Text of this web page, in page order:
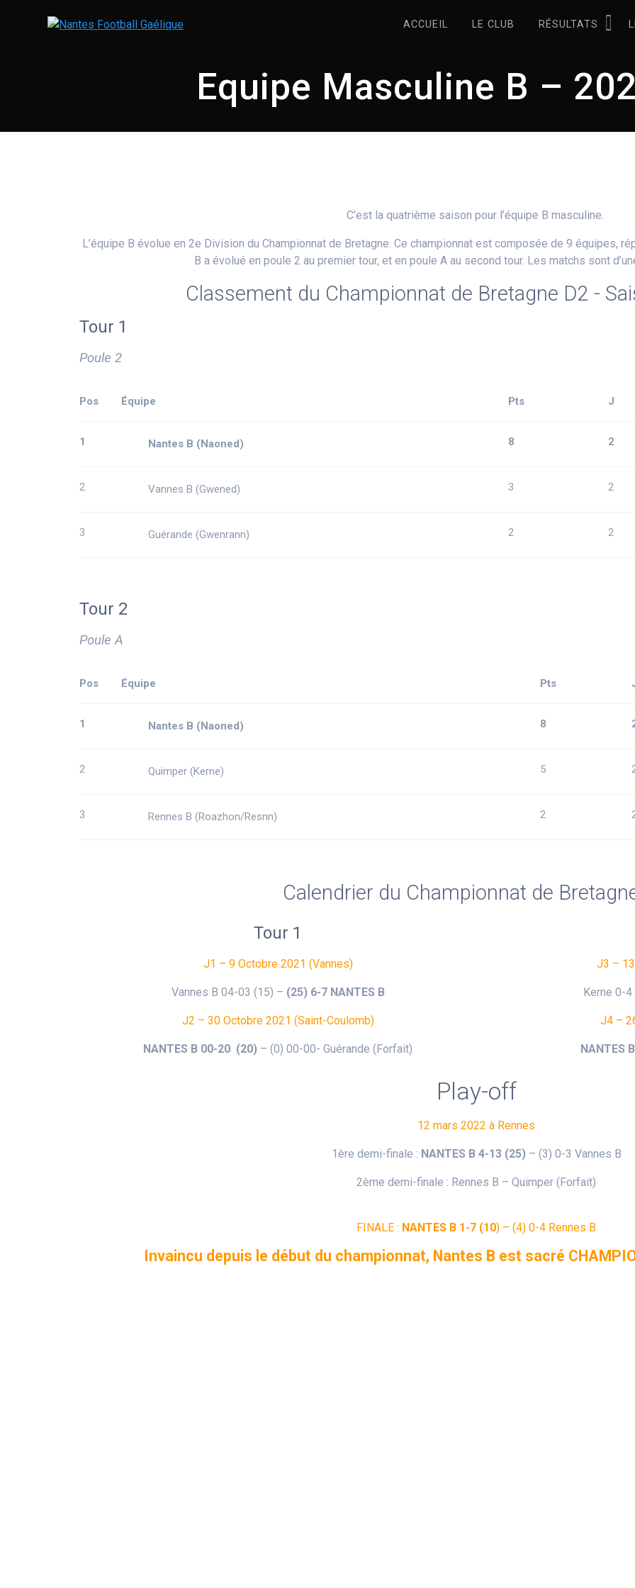
ACCUEIL LE CLUB RÉSULTATS
Equipe Masculine B –
C’est la quatrième saison pour l’équipe B masculine.
L’équipe B évolue en 2e Division du Championnat de Bretagne. Ce championnat est composée de 9 équipes,
B a évolué en poule 2 au premier tour, et en poule A au second tour. Les matchs sont
Classement du Championnat de Bretagne D2 -
Tour 1
Poule 2
Pos Équipe Pts J
1 Nantes B (Naoned) 8 2
2 Vannes B (Gwened) 3 2
3 Guérande (Gwenrann) 2 2
Tour 2
Poule A
Pos Équipe Pts
1 Nantes B (Naoned) 8
2 Quimper (Kerne) 5
3 Rennes B (Roazhon/Resnn) 2
Calendrier du Championnat de
Tour 1
J1 – 9 Octobre 2021 (Vannes)
Vannes B 04-03 (15) – (25) 6-7 NANTES B
J2 – 30 Octobre 2021 (Saint-Coulomb)
NANTES B 00-20 (20) – (0) 00-00- Guérande (Forfait)
J3 –
Kerne 0-4
J4 –
NANTES
Play-off
12 mars 2022 à Rennes
1ère demi-finale : NANTES B 4-13 (25)– (3) 0-3 Vannes B
2ème demi-finale : Rennes B – Quimper (Forfait)
FINALE : NANTES B 1-7 (10) – (4) 0-4 Rennes B
Invaincu depuis le début du championnat, Nantes B est sacré